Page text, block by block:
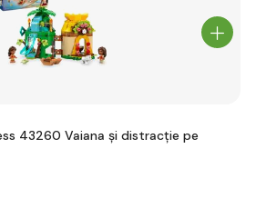
43260 Vaiana și distracție pe